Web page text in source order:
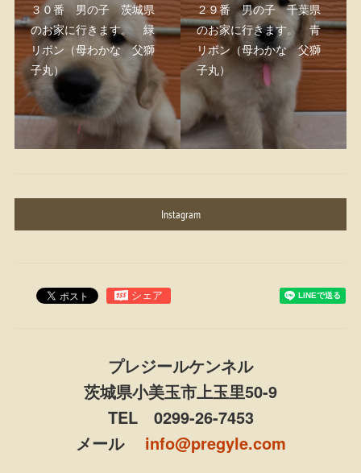
３０番 男の子 茨城県
のお家に行きます。 緑
リボン（母わかな 父獅
子丸）
２９番 男の子 千葉県
のお家に行きます。 青
リボン（母わかな 父獅
子丸）
Instagram
プレジールケンネル
茨城県小美玉市上玉里50-9
TEL 0299-26-7453
メール info@pregyle.com